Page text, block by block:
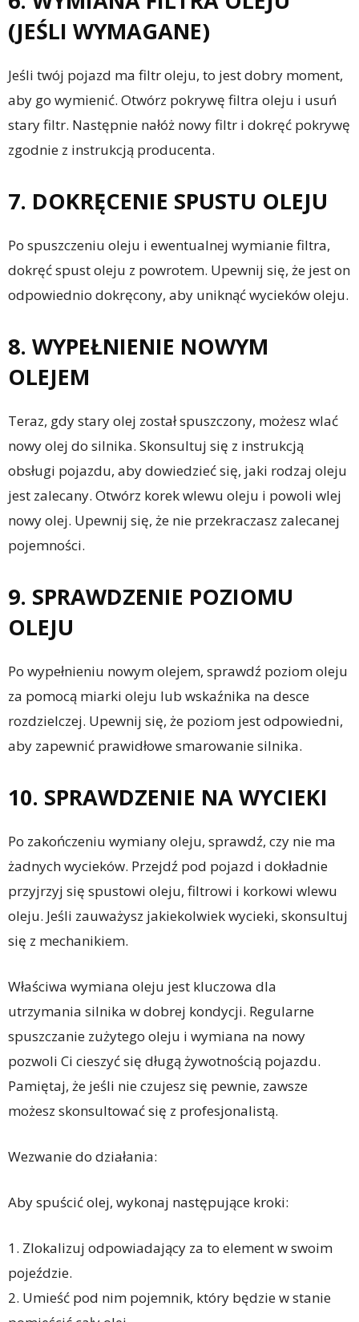
(JEŚLI WYMAGANE)
Jeśli twój pojazd ma filtr oleju, to jest dobry moment,
aby go wymienić. Otwórz pokrywę filtra oleju i usuń
stary filtr. Następnie nałóż nowy filtr i dokręć pokrywę
zgodnie z instrukcją producenta.
7. DOKRĘCENIE SPUSTU OLEJU
Po spuszczeniu oleju i ewentualnej wymianie filtra,
dokręć spust oleju z powrotem. Upewnij się, że jest on
odpowiednio dokręcony, aby uniknąć wycieków oleju.
8. WYPEŁNIENIE NOWYM
OLEJEM
Teraz, gdy stary olej został spuszczony, możesz wlać
nowy olej do silnika. Skonsultuj się z instrukcją
obsługi pojazdu, aby dowiedzieć się, jaki rodzaj oleju
jest zalecany. Otwórz korek wlewu oleju i powoli wlej
nowy olej. Upewnij się, że nie przekraczasz zalecanej
pojemności.
9. SPRAWDZENIE POZIOMU
OLEJU
Po wypełnieniu nowym olejem, sprawdź poziom oleju
za pomocą miarki oleju lub wskaźnika na desce
rozdzielczej. Upewnij się, że poziom jest odpowiedni,
aby zapewnić prawidłowe smarowanie silnika.
10. SPRAWDZENIE NA WYCIEKI
Po zakończeniu wymiany oleju, sprawdź, czy nie ma
żadnych wycieków. Przejdź pod pojazd i dokładnie
przyjrzyj się spustowi oleju, filtrowi i korkowi wlewu
oleju. Jeśli zauważysz jakiekolwiek wycieki, skonsultuj
się z mechanikiem.
Właściwa wymiana oleju jest kluczowa dla
utrzymania silnika w dobrej kondycji. Regularne
spuszczanie zużytego oleju i wymiana na nowy
pozwoli Ci cieszyć się długą żywotnością pojazdu.
Pamiętaj, że jeśli nie czujesz się pewnie, zawsze
możesz skonsultować się z profesjonalistą.
Wezwanie do działania:
Aby spuścić olej, wykonaj następujące kroki:
1. Zlokalizuj odpowiadający za to element w swoim
pojeździe.
2. Umieść pod nim pojemnik, który będzie w stanie